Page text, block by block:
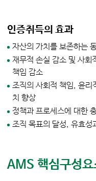
인증취득의 효과
자산의 가치를 보존하는
재무적 손실 감소 및 사회
책임 감소
조직의 사회적 책임, 윤리
치 향상
정책과 프로세스에 대한
조직 목표의 달성, 유효성
AMS 핵심구성요